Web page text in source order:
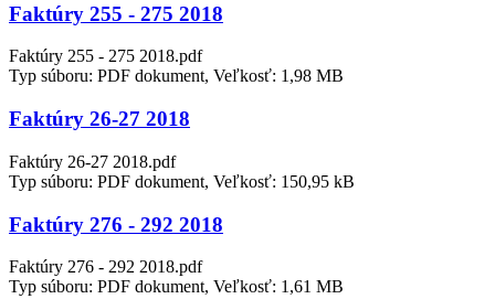
Faktúry 255 - 275 2018
Faktúry 255 - 275 2018.pdf
Typ súboru: PDF dokument, Veľkosť: 1,98 MB
Faktúry 26-27 2018
Faktúry 26-27 2018.pdf
Typ súboru: PDF dokument, Veľkosť: 150,95 kB
Faktúry 276 - 292 2018
Faktúry 276 - 292 2018.pdf
Typ súboru: PDF dokument, Veľkosť: 1,61 MB